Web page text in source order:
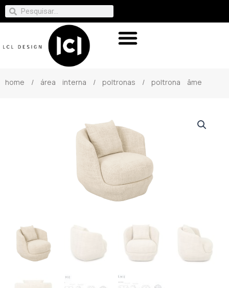
home / área interna / poltronas / poltrona âme